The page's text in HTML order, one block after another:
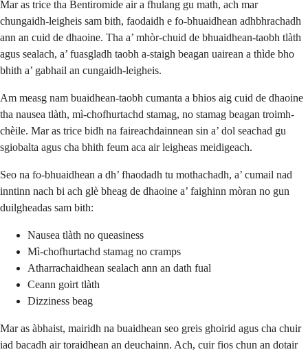
Mar as trice tha Bentiromide air a fhulang gu math, ach mar
chungaidh-leigheis sam bith, faodaidh e fo-bhuaidhean adhbhrachadh
ann an cuid de dhaoine. Tha a’ mhòr-chuid de bhuaidhean-taobh tlàth
agus sealach, a’ fuasgladh taobh a-staigh beagan uairean a thìde bho
bhith a’ gabhail an cungaidh-leigheis.
Am measg nam buaidhean-taobh cumanta a bhios aig cuid de dhaoine
tha nausea tlàth, mì-chofhurtachd stamag, no stamag beagan troimh-
chèile. Mar as trice bidh na faireachdainnean sin a’ dol seachad gu
sgiobalta agus cha bhith feum aca air leigheas meidigeach.
Seo na fo-bhuaidhean a dh’ fhaodadh tu mothachadh, a’ cumail nad
inntinn nach bi ach glè bheag de dhaoine a’ faighinn mòran no gun
duilgheadas sam bith:
Nausea tlàth no queasiness
Mì-chofhurtachd stamag no cramps
Atharrachaidhean sealach ann an dath fual
Ceann goirt tlàth
Dizziness beag
Mar as àbhaist, mairidh na buaidhean seo greis ghoirid agus cha chuir
iad bacadh air toraidhean an deuchainn. Ach, cuir fios chun an dotair